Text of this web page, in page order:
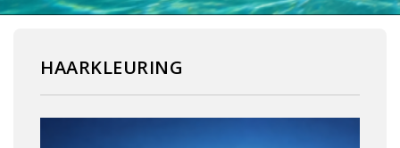
HAARKLEURING